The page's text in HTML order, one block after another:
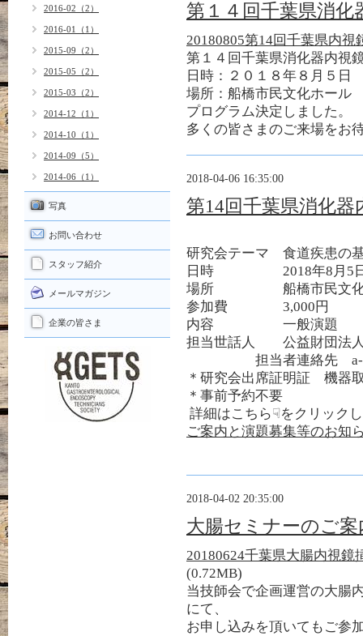
第１４回千葉県消化
20180805第14回千葉県内視
第１４回千葉県消化器内視
日時：２０１８年８月５
場所：船橋市民文化ホール
プログラム決定しました。
多くの皆さまのご来場をお
2018-04-06 16:35:00
第14回千葉県消化
研究会テーマ 食道疾患の
日時 2018年8月5日
場所 船橋市民文化ホ
参加費 3,000円
内容 一般演題 医療
担当世話人 公益財団法
担当者連絡先 a-
＊研究会出席証明証 機器
＊事前予約不要
詳細はこちら☟をクリック
ご案内と演題募集等のお知
2018-04-02 20:35:00
大腸セミナーのご案
20180624千葉県大腸内視
(0.72MB)
当技師会で企画運営の大腸
にて、
お申し込みを頂いてもご参
2016-02（2）
2016-01（1）
2015-09（2）
2015-05（2）
2015-03（2）
2014-12（1）
2014-10（1）
2014-09（5）
2014-06（1）
写真
お問い合わせ
スタッフ紹介
メールマガジン
企業の皆さま